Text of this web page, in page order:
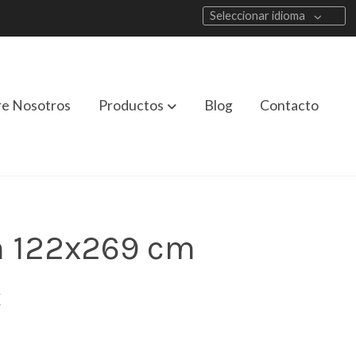
Seleccionar idioma
Nosotros Productos Blog Contacto
122x269 cm